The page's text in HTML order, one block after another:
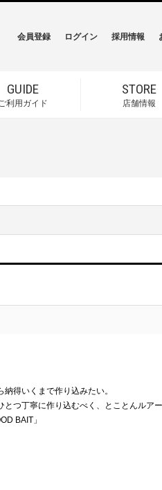
GUIDE
利用ガイド
STORE
店舗情報
会員登録 ログイン 採用情報
得いくまで作り込みたい。
とつ丁寧に作り込むべく、とことんルア
BAIT」